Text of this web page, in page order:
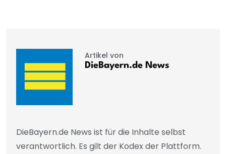
Artikel von
DieBayern.de News
DieBayern.de News ist für die Inhalte selbst
verantwortlich. Es gilt der Kodex der Plattform.